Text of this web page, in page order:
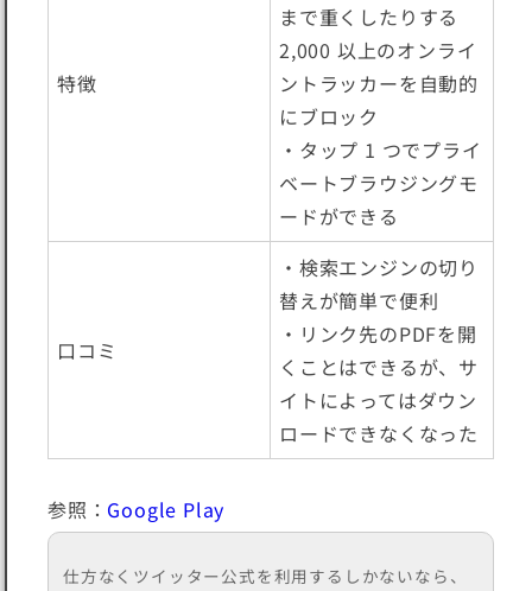
特徴
まで重くしたりする
2,000 以上のオンライ
ントラッカーを自動的
にブロック
・タップ 1 つでプライ
ベートブラウジングモ
ードができる
口コミ
・検索エンジンの切り
替えが簡単で便利
・リンク先のPDFを開
くことはできるが、サ
イトによってはダウン
ロードできなくなった
参照： Google Play
仕方なくツイッター公式を利用するしかないなら、